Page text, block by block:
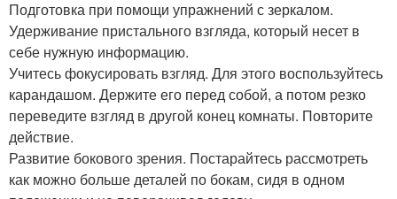
Подготовка при помощи упражнений с зеркалом.
Удерживание пристального взгляда, который несет в
себе нужную информацию.
Учитесь фокусировать взгляд. Для этого воспользуйтесь
карандашом. Держите его перед собой, а потом резко
переведите взгляд в другой конец комнаты. Повторите
действие.
Развитие бокового зрения. Постарайтесь рассмотреть
как можно больше деталей по бокам, сидя в одном